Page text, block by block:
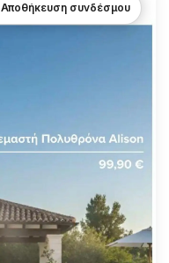
Αποθήκευση συνδέσμου